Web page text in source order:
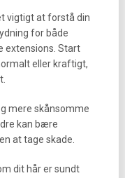
vigtigt at forstå din
for både
extensions. Start
eller kraftigt,
mere skånsomme
kan bære
at tage skade.
dit hår er sundt